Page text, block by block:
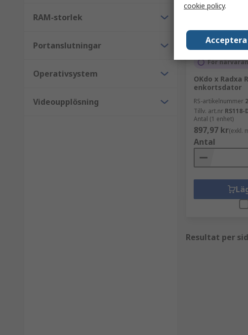
RAM-storlek
Portanslutningar
Operativsystem
Videoupplösning
För
OKdo x Radxa
enkortsdator
RS-artikelnummer
Tillv. art.nr RS118-
Antal (1 enhet)
897,97 kr(exkl.
Antal
Resultat per
cookie policy.